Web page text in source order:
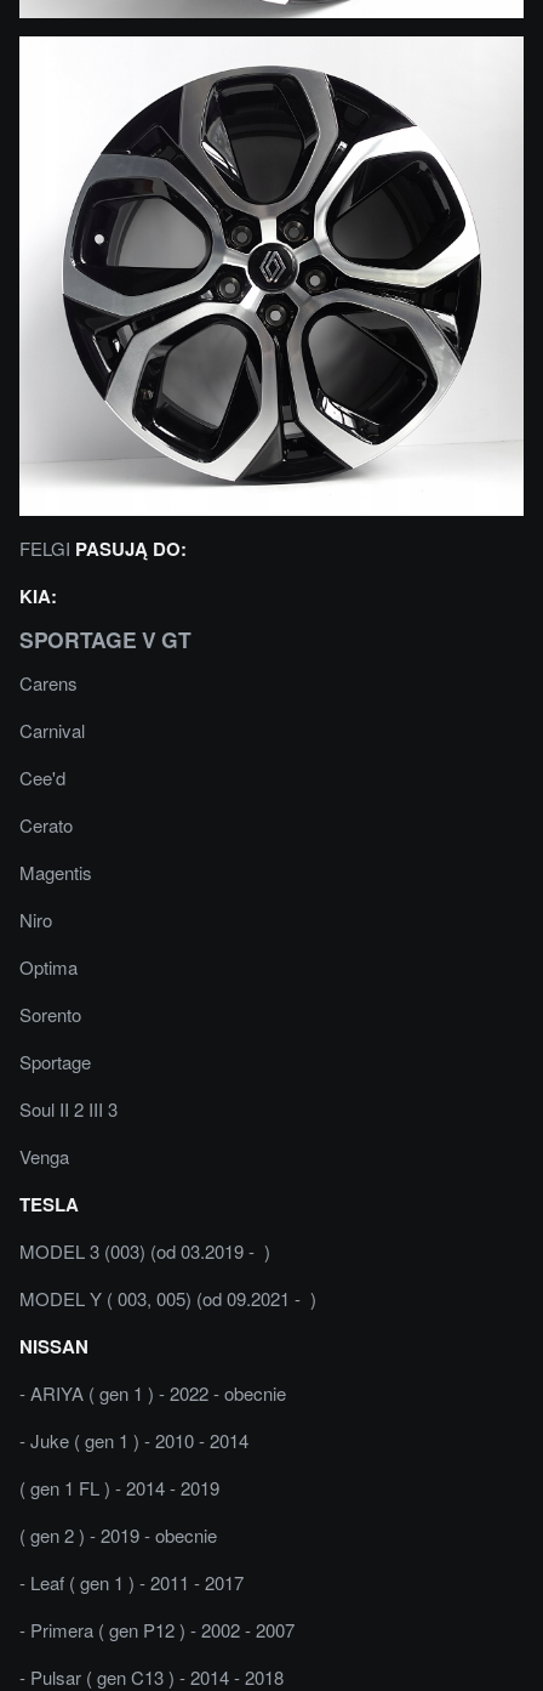
FELGI PASUJĄ DO:
KIA:
SPORTAGE V GT
Carens
Carnival
Cee'd
Cerato
Magentis
Niro
Optima
Sorento
Sportage
Soul II 2 III 3
Venga
TESLA
MODEL 3 (003) (od 03.2019 - )
MODEL Y ( 003, 005) (od 09.2021 - )
NISSAN
- ARIYA ( gen 1 ) - 2022 - obecnie
- Juke ( gen 1 ) - 2010 - 2014
( gen 1 FL ) - 2014 - 2019
( gen 2 ) - 2019 - obecnie
- Leaf ( gen 1 ) - 2011 - 2017
- Primera ( gen P12 ) - 2002 - 2007
- Pulsar ( gen C13 ) - 2014 - 2018